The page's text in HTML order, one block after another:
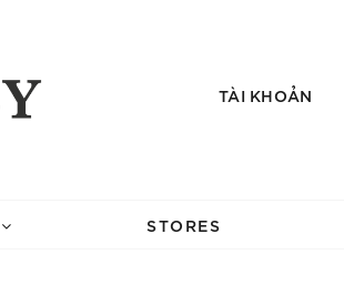
TÀI KHOẢN
STORES